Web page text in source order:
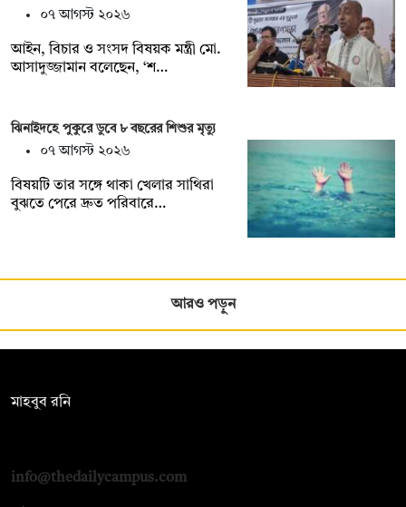
০৭ আগস্ট ২০২৬
আইন, বিচার ও সংসদ বিষয়ক মন্ত্রী মো.
আসাদুজ্জামান বলেছেন, ‘শ…
ঝিনাইদহে পুকুরে ডুবে ৮ বছরের শিশুর মৃত্যু
০৭ আগস্ট ২০২৬
বিষয়টি তার সঙ্গে থাকা খেলার সাথিরা
বুঝতে পেরে দ্রুত পরিবারে…
আরও পড়ুন
মাহবুব রনি
info@thedailycampus.com